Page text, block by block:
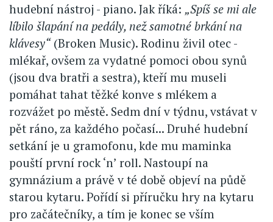
hudební nástroj - piano. Jak říká: „Spíš se mi ale
líbilo šlapání na pedály, než samotné brkání na
klávesy“(Broken Music). Rodinu živil otec -
mlékař, ovšem za vydatné pomoci obou synů
(jsou dva bratři a sestra), kteří mu museli
pomáhat tahat těžké konve s mlékem a
rozvážet po městě. Sedm dní v týdnu, vstávat v
pět ráno, za každého počasí... Druhé hudební
setkání je u gramofonu, kde mu maminka
pouští první rock ‘n’ roll. Nastoupí na
gymnázium a právě v té době objeví na půdě
starou kytaru. Pořídí si příručku hry na kytaru
pro začátečníky, a tím je konec se vším